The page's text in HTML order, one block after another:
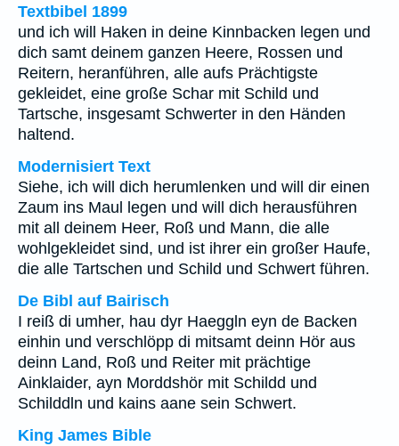
Textbibel 1899
und ich will Haken in deine Kinnbacken legen und
dich samt deinem ganzen Heere, Rossen und
Reitern, heranführen, alle aufs Prächtigste
gekleidet, eine große Schar mit Schild und
Tartsche, insgesamt Schwerter in den Händen
haltend.
Modernisiert Text
Siehe, ich will dich herumlenken und will dir einen
Zaum ins Maul legen und will dich herausführen
mit all deinem Heer, Roß und Mann, die alle
wohlgekleidet sind, und ist ihrer ein großer Haufe,
die alle Tartschen und Schild und Schwert führen.
De Bibl auf Bairisch
I reiß di umher, hau dyr Haeggln eyn de Backen
einhin und verschlöpp di mitsamt deinn Hör aus
deinn Land, Roß und Reiter mit prächtige
Ainklaider, ayn Morddshör mit Schildd und
Schilddln und kains aane sein Schwert.
King James Bible